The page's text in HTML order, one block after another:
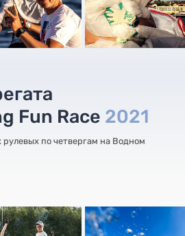
Fun Race 2021
по четвергам на Водном